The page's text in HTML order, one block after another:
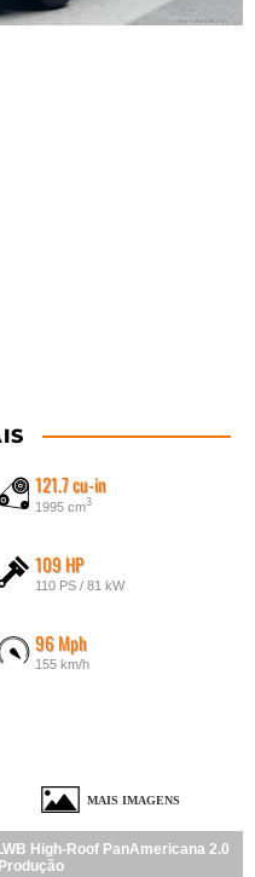
121.7 cu-in
1995 cm3
109 HP
110 PS / 81 kW
96 Mph
155 km/h
MAIS IMAGENS
High-Roof PanAmericana 2.0